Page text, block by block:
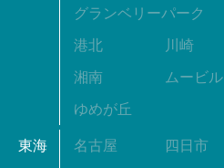
グランベリーパーク
港北 川崎
湘南 ムービル
ゆめが丘
東海 名古屋 四日市